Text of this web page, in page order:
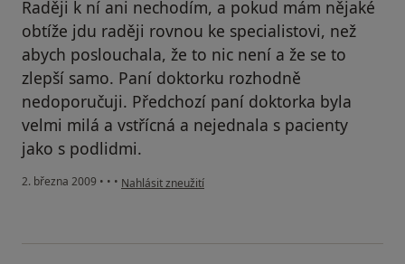
Raději k ní ani nechodím, a pokud mám nějaké
obtíže jdu raději rovnou ke specialistovi, než
abych poslouchala, že to nic není a že se to
zlepší samo. Paní doktorku rozhodně
nedoporučuji. Předchozí paní doktorka byla
velmi milá a vstřícná a nejednala s pacienty
jako s podlidmi.
2. března 2009 • • • podle názoru uživatele Eva
Nahlásit zneužití